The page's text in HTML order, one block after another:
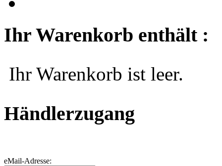
Ihr Warenkorb enthält :
Ihr Warenkorb ist leer.
Händlerzugang
eMail-Adresse: